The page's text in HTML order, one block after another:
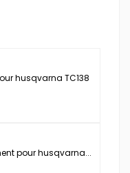
husqvarna TC138
pour husqvarna...